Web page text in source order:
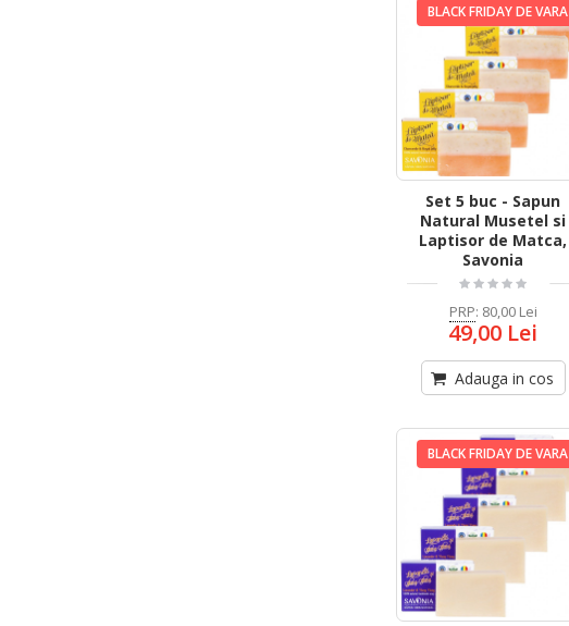
BLACK FRIDAY DE VARA
Set 5 buc - Sapun
Natural Musetel si
Laptisor de Matca,
Savonia
PRP: 80,00 Lei
49,00 Lei
Adauga in cos
BLACK FRIDAY DE VARA